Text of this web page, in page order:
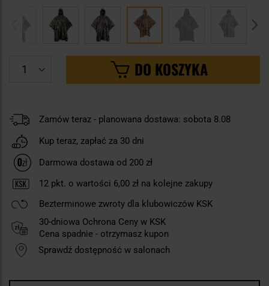
DO KOSZYKA
Zamów teraz - planowana dostawa: sobota 8.08
Kup teraz, zapłać za 30 dni
Darmowa dostawa od 200 zł
12 pkt. o wartości 6,00 zł na kolejne zakupy
Bezterminowe zwroty dla klubowiczów KSK
30-dniowa Ochrona Ceny w KSK
Cena spadnie - otrzymasz kupon
Sprawdź dostępność w salonach